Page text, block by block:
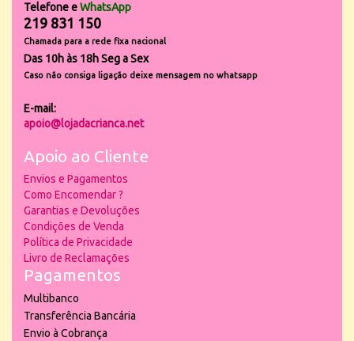
Telefone eWhatsApp
219 831 150
Chamada para a rede fixa nacional
Das 10h às 18h Seg a Sex
Caso não consiga ligação deixe mensagem no whatsapp
E-mail:
apoio@lojadacrianca.net
Apoio ao Cliente
Envios e Pagamentos
Como Encomendar ?
Garantias e Devoluções
Condições de Venda
Política de Privacidade
Livro de Reclamações
Pagamentos
Multibanco
Transferência Bancária
Envio à Cobrança